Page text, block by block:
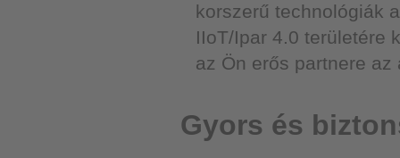
korszerű technológiák
IIoT/Ipar 4.0 területére
az Ön erős partnere
Gyors és